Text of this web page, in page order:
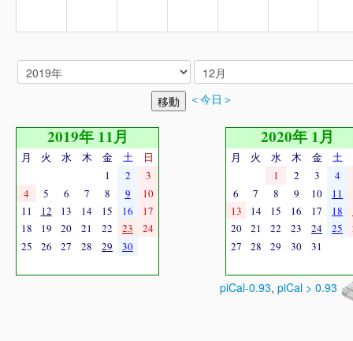
＜今日＞
2019年 11月
月 火 水 木 金 土
日
1
2
3
4
5 6 7 8 9
10
11
12 13 14 15 16
17
18
19 20 21 22 23
24
25
26 27 28 29 30
2020年 1月
月 火 水 木 金 土
1
2 3
4
6
7 8 9 10 11
13
14 15 16 17 18
20
21 22 23 24 25
27
28 29 30 31
piCal-0.93, piCal > 0.93